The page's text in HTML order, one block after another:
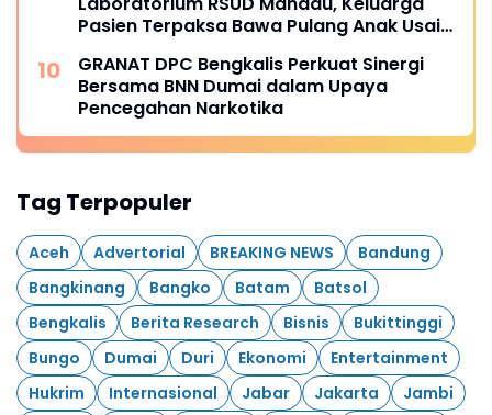
Pasien Terpaksa Bawa Pulang Anak Usai
Membutuhkan Transfusi Darah
GRANAT DPC Bengkalis Perkuat Sinergi
Bersama BNN Dumai dalam Upaya
Pencegahan Narkotika
Tag Terpopuler
Aceh Advertorial BREAKING NEWS
Bandung
Bangkinang
Bangko Batam
Batsol
Bengkalis
Berita Research Bisnis
Bukittinggi
Bungo
Dumai Duri Ekonomi
Entertainment
Hukrim
Internasional Jabar Jakarta
Jambi